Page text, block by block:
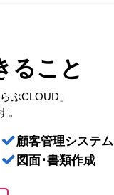
ること
ぶCLOUD」
。
顧客管理システム
図面･書類作成